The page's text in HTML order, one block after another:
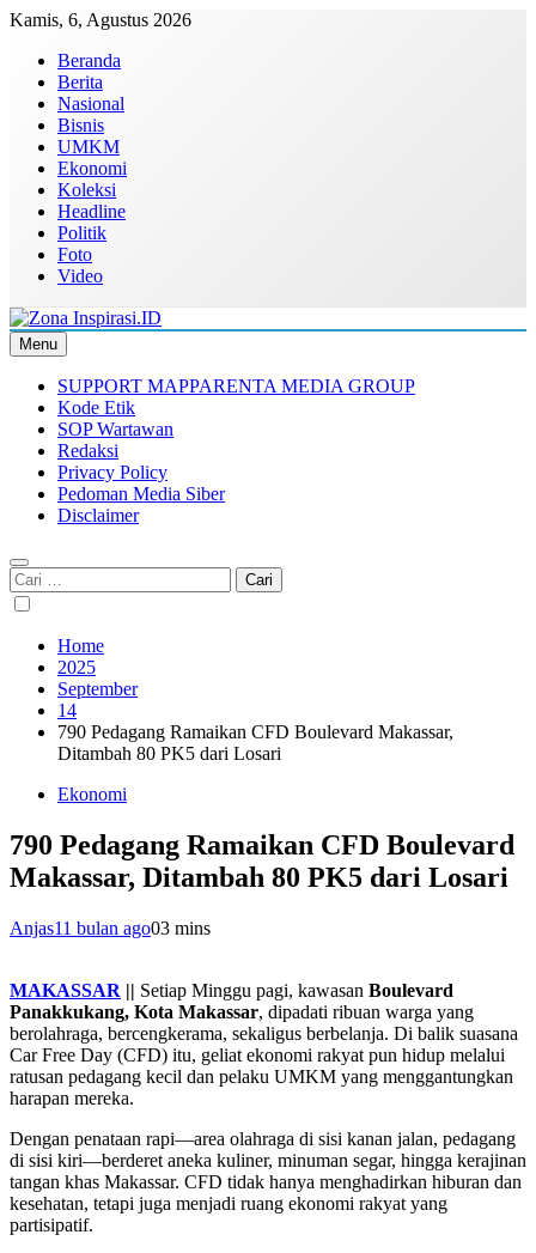
Skip
content
Kamis, 6, Agustus 2026
Beranda
Berita
Nasional
Bisnis
UMKM
Ekonomi
Koleksi
Headline
Politik
Foto
Video
Zona Inspirasi.ID
Bersama Membangun Semangat Baru
Menu
SUPPORT MAPPARENTA MEDIA GROUP
Kode Etik
SOP Wartawan
Redaksi
Privacy Policy
Pedoman Media Siber
Disclaimer
Cari
untuk:
Home
2025
September
14
790 Pedagang Ramaikan CFD Boulevard Makassar,
Ditambah 80 PK5 dari Losari
Ekonomi
790 Pedagang Ramaikan CFD Boulevard
Makassar, Ditambah 80 PK5 dari Losari
Anjas11 bulan ago03 mins
MAKASSAR || Setiap Minggu pagi, kawasan Boulevard
Panakkukang, Kota Makassar, dipadati ribuan warga yang
berolahraga, bercengkerama, sekaligus berbelanja. Di balik suasana
Car Free Day (CFD) itu, geliat ekonomi rakyat pun hidup melalui
ratusan pedagang kecil dan pelaku UMKM yang menggantungkan
harapan mereka.
Dengan penataan rapi—area olahraga di sisi kanan jalan, pedagang
di sisi kiri—berderet aneka kuliner, minuman segar, hingga kerajinan
tangan khas Makassar. CFD tidak hanya menghadirkan hiburan dan
kesehatan, tetapi juga menjadi ruang ekonomi rakyat yang
partisipatif.